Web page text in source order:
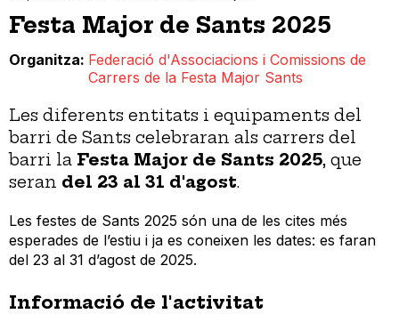
Festa Major de Sants 2025
Organitza Federació d'Associacions i Comissions de
Carrers de la Festa Major Sants
Les diferents entitats i equipaments del
barri de Sants celebraran als carrers del
barri la Festa Major de Sants 2025, que
seran del 23 al 31 d'agost.
Les festes de Sants 2025 són una de les cites més
esperades de l’estiu i ja es coneixen les dates: es faran
del 23 al 31 d’agost de 2025.
Informació de l'activitat